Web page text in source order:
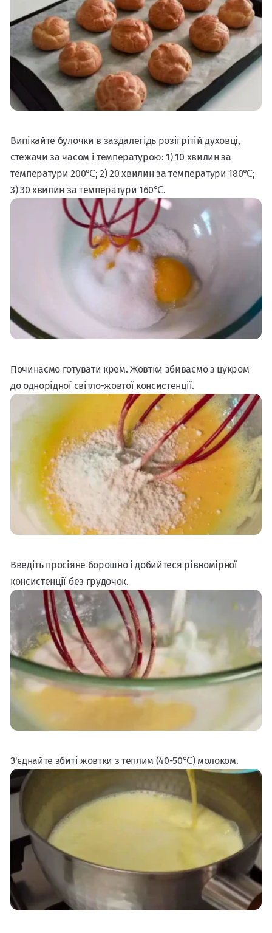
Випікайте булочки в заздалегідь розігрітій духовці,
стежачи за часом і температурою: 1) 10 хвилин за
температури 200℃; 2) 20 хвилин за температури 180℃;
3) 30 хвилин за температури 160℃.
Починаємо готувати крем. Жовтки збиваємо з цукром
до однорідної світло-жовтої консистенції.
Введіть просіяне борошно і добийтеся рівномірної
консистенції без грудочок.
З'єднайте збиті жовтки з теплим (40-50℃) молоком.